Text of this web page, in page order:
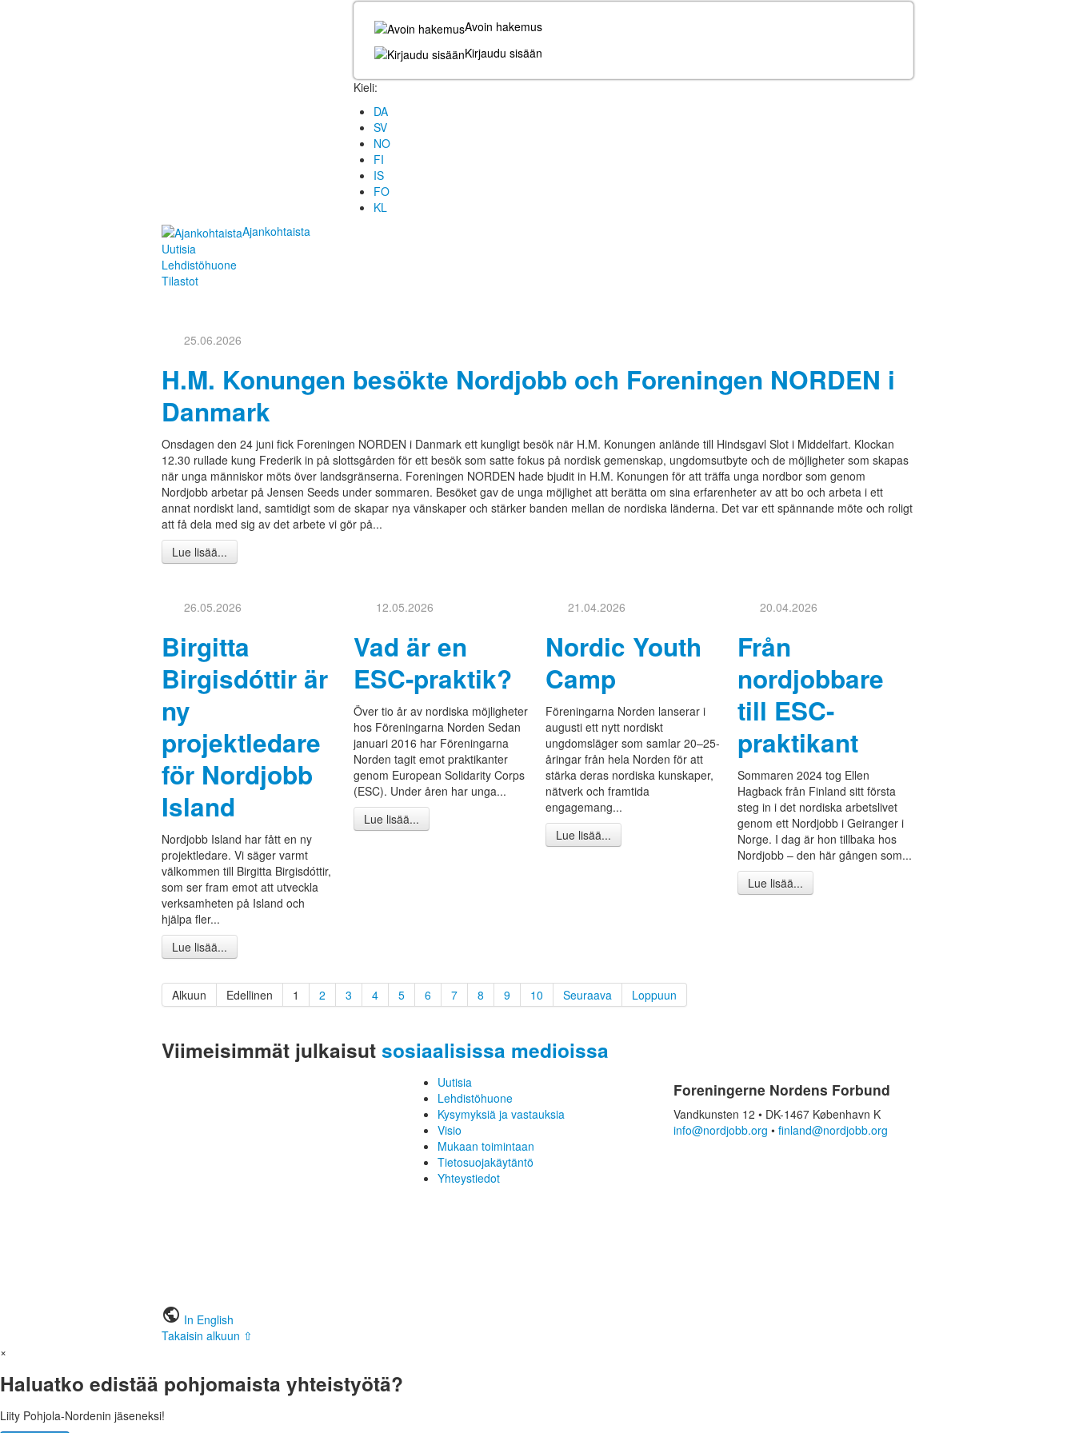
Avoin hakemus
Kirjaudu sisään
Kieli:
DA
SV
NO
FI
IS
FO
KL
Ajankohtaista
Uutisia
Lehdistöhuone
Tilastot
25.06.2026
H.M. Konungen besökte Nordjobb och Foreningen NORDEN i
Danmark
Onsdagen den 24 juni fick Foreningen NORDEN i Danmark ett kungligt besök när H.M. Konungen anlände till Hindsgavl Slot i Middelfart. Klockan
12.30 rullade kung Frederik in på slottsgården för ett besök som satte fokus på nordisk gemenskap, ungdomsutbyte och de möjligheter som skapas
när unga människor möts över landsgränserna. Foreningen NORDEN hade bjudit in H.M. Konungen för att träffa unga nordbor som genom
Nordjobb arbetar på Jensen Seeds under sommaren. Besöket gav de unga möjlighet att berätta om sina erfarenheter av att bo och arbeta i ett
annat nordiskt land, samtidigt som de skapar nya vänskaper och stärker banden mellan de nordiska länderna. Det var ett spännande möte och roligt
att få dela med sig av det arbete vi gör på...
Lue lisää...
26.05.2026
Birgitta
Birgisdóttir är
ny
projektledare
för Nordjobb
Island
Nordjobb Island har fått en ny
projektledare. Vi säger varmt
välkommen till Birgitta Birgisdóttir,
som ser fram emot att utveckla
verksamheten på Island och
hjälpa fler...
Lue lisää...
12.05.2026
Vad är en
ESC-praktik?
Över tio år av nordiska möjligheter
hos Föreningarna Norden Sedan
januari 2016 har Föreningarna
Norden tagit emot praktikanter
genom European Solidarity Corps
(ESC). Under åren har unga...
Lue lisää...
21.04.2026
Nordic Youth
Camp
Föreningarna Norden lanserar i
augusti ett nytt nordiskt
ungdomsläger som samlar 20–25-
åringar från hela Norden för att
stärka deras nordiska kunskaper,
nätverk och framtida
engagemang...
Lue lisää...
20.04.2026
Från
nordjobbare
till ESC-
praktikant
Sommaren 2024 tog Ellen
Hagback från Finland sitt första
steg in i det nordiska arbetslivet
genom ett Nordjobb i Geiranger i
Norge. I dag är hon tillbaka hos
Nordjobb – den här gången som...
Lue lisää...
Alkuun Edellinen 1 2 3 4 5 6 7 8 9 10 Seuraava Loppuun
Viimeisimmät julkaisutsosiaalisissa medioissa
Uutisia
Lehdistöhuone
Kysymyksiä ja vastauksia
Visio
Mukaan toimintaan
Tietosuojakäytäntö
Yhteystiedot
Foreningerne Nordens Forbund
Vandkunsten 12 • DK-1467 København K
info@nordjobb.org • finland@nordjobb.org
public In English
Takaisin alkuun ⇧
×
Haluatko edistää pohjomaista yhteistyötä?
Liity Pohjola-Nordenin jäseneksi!